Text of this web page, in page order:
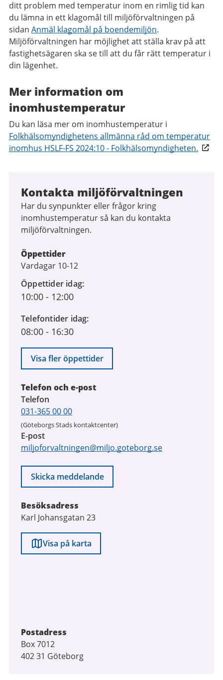
ditt problem med temperatur inom en rimlig tid kan
du lämna in ett klagomål till miljöförvaltningen på
sidan Anmäl klagomål på boendemiljön.
Miljöförvaltningen har möjlighet att ställa krav på att
fastighetsägaren ska se till att du får rätt temperatur i
din lägenhet.
Mer information om
inomhustemperatur
Du kan läsa mer om inomhustemperatur i
Folkhälsomyndighetens allmänna råd om temperatur
inomhus HSLF-FS 2024:10 - Folkhälsomyndigheten.
Kontakta miljöförvaltningen
Har du synpunkter eller frågor kring
inomhustemperatur så kan du kontakta
miljöförvaltningen.
Öppettider
Vardagar 10-12
Öppettider idag
10:00 - 12:00
Telefontider idag
08:00 - 16:30
Visa fler öppettider
Telefon och e-post
Telefon
031-365 00 00
(Göteborgs Stads kontaktcenter)
E-post
miljoforvaltningen@miljo.goteborg.se
Skicka meddelande
Besöksadress
Karl Johansgatan 23
Visa på karta
Postadress
Box 7012
402 31 Göteborg